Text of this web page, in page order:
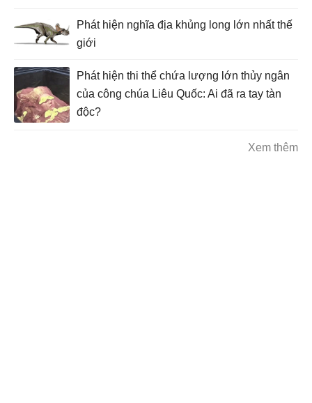
Phát hiện nghĩa địa khủng long lớn nhất thế
giới
Phát hiện thi thể chứa lượng lớn thủy ngân
của công chúa Liêu Quốc: Ai đã ra tay tàn
độc?
Xem thêm